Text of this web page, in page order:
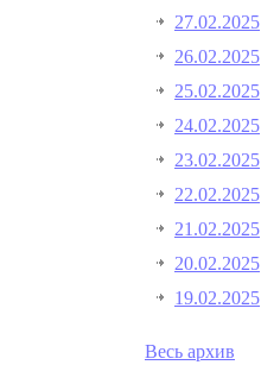
27.02.2025
26.02.2025
25.02.2025
24.02.2025
23.02.2025
22.02.2025
21.02.2025
20.02.2025
19.02.2025
Весь архив